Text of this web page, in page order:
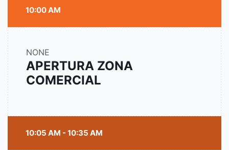
10:00 AM
NONE
APERTURA ZONA
COMERCIAL
10:05 AM - 10:35 AM